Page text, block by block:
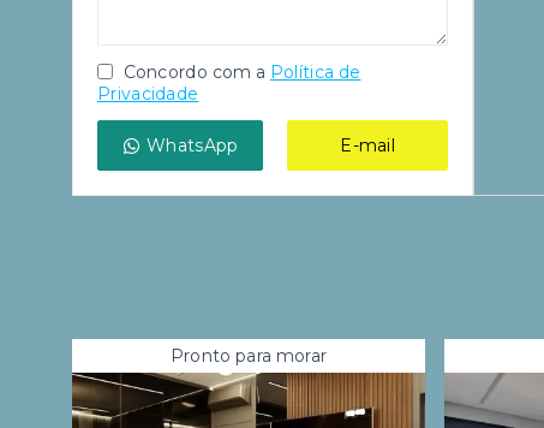
Concordo com a Política de
Privacidade
WhatsApp E-mail
Pronto para morar